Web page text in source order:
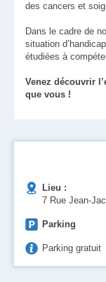
des cancers et
Dans le cadre de
situation
étudiées à
Venez découvrir
que vous !
Lieu :
7 Rue Jean-
Parking
Parking gratuit